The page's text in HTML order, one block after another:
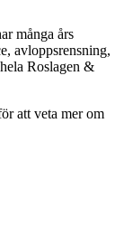
många års
avloppsrensning,
Roslagen &
att veta mer om